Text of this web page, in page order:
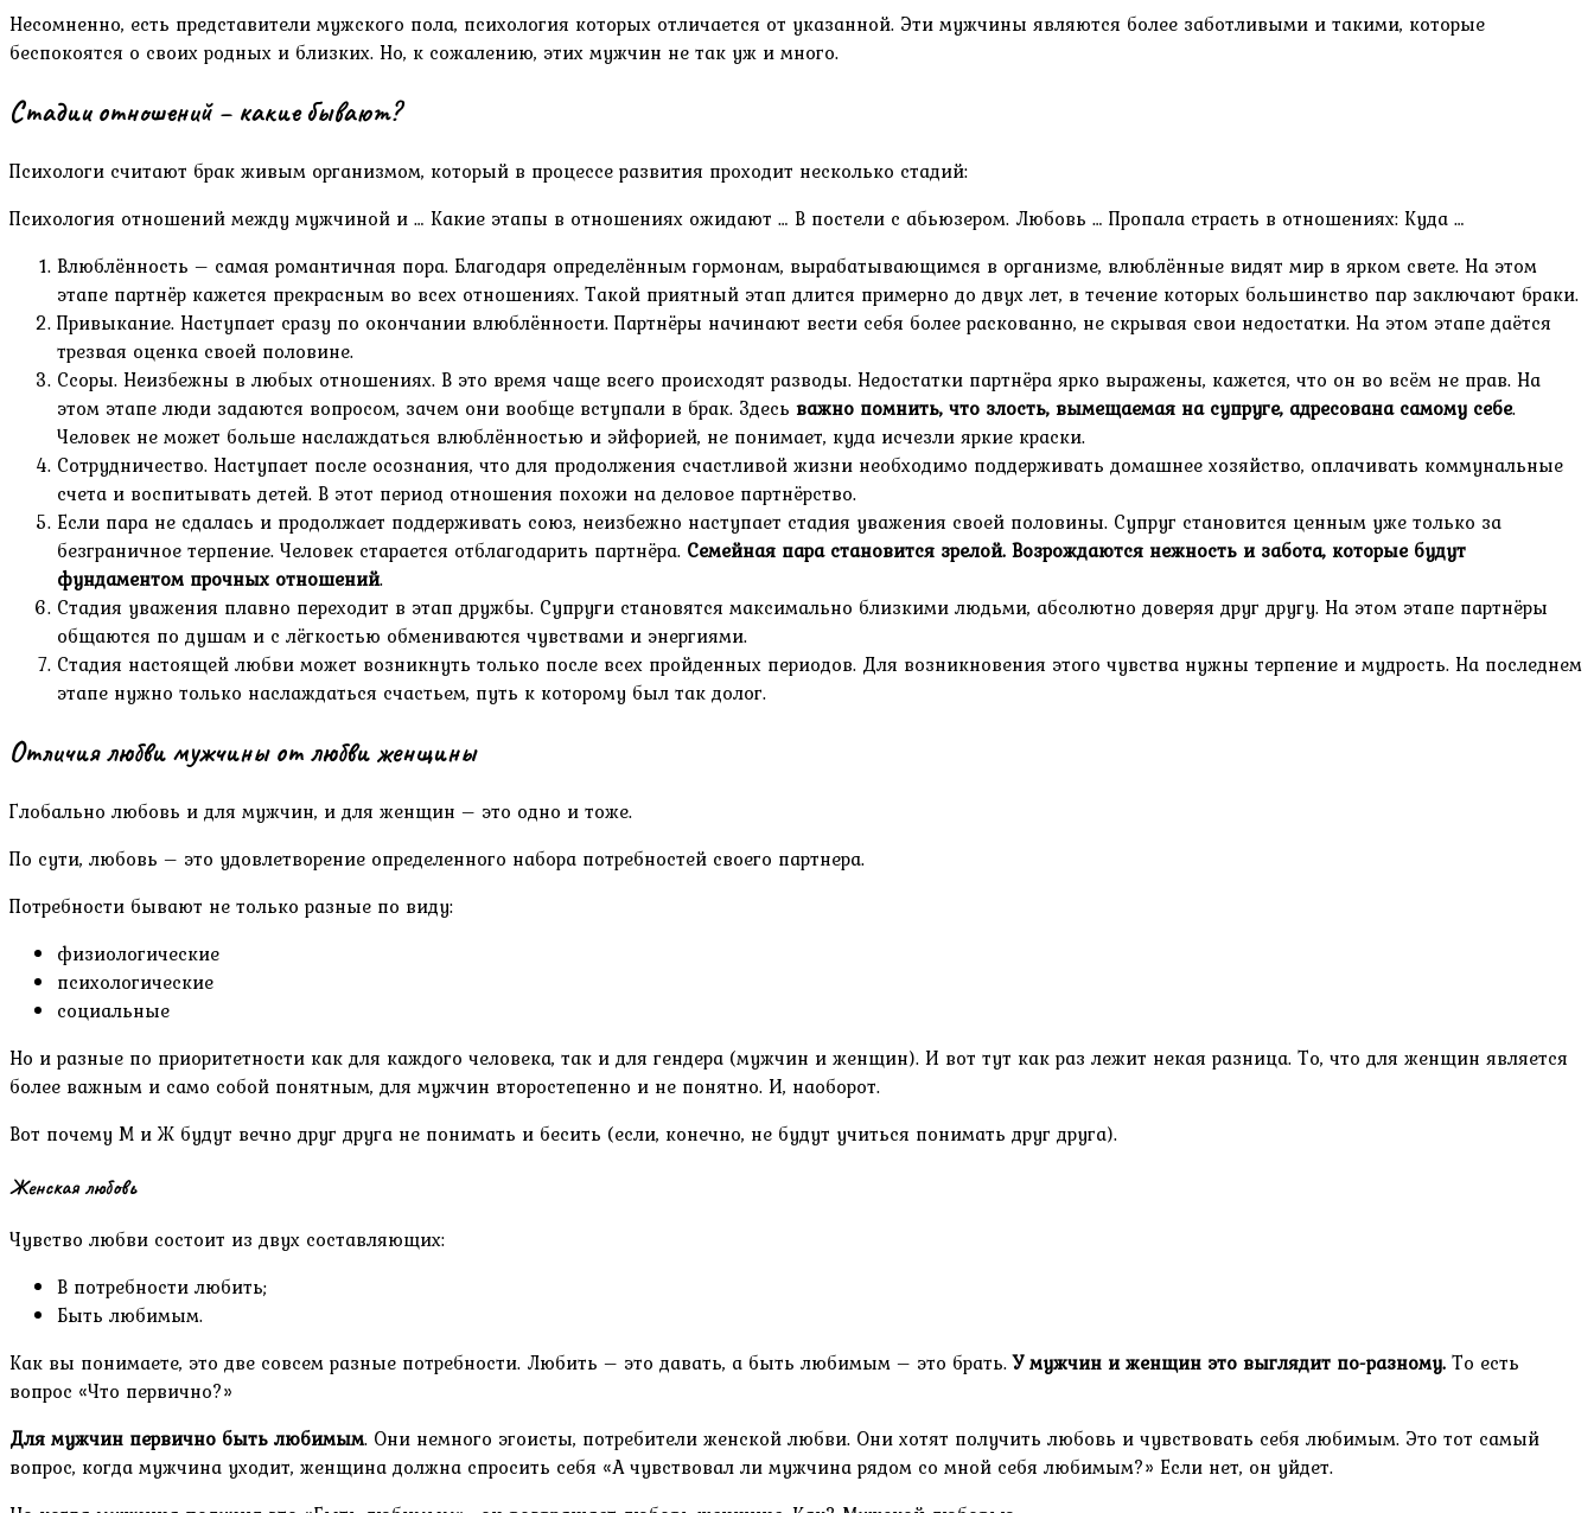
Несомненно, есть представители мужского пола, психология которых отличается от указанной. Эти мужчины являются более заботливыми и такими, которые
беспокоятся о своих родных и близких. Но, к сожалению, этих мужчин не так уж и много.
Стадии отношений – какие бывают?
Психологи считают брак живым организмом, который в процессе развития проходит несколько стадий:
Психология отношений между мужчиной и … Какие этапы в отношениях ожидают … В постели с абьюзером. Любовь … Пропала страсть в отношениях: Куда …
Влюблённость – самая романтичная пора. Благодаря определённым гормонам, вырабатывающимся в организме, влюблённые видят мир в ярком свете. На этом
этапе партнёр кажется прекрасным во всех отношениях. Такой приятный этап длится примерно до двух лет, в течение которых большинство пар заключают браки.
Привыкание. Наступает сразу по окончании влюблённости. Партнёры начинают вести себя более раскованно, не скрывая свои недостатки. На этом этапе даётся
трезвая оценка своей половине.
Ссоры. Неизбежны в любых отношениях. В это время чаще всего происходят разводы. Недостатки партнёра ярко выражены, кажется, что он во всём не прав. На
этом этапе люди задаются вопросом, зачем они вообще вступали в брак. Здесь важно помнить, что злость, вымещаемая на супруге, адресована самому себе.
Человек не может больше наслаждаться влюблённостью и эйфорией, не понимает, куда исчезли яркие краски.
Сотрудничество. Наступает после осознания, что для продолжения счастливой жизни необходимо поддерживать домашнее хозяйство, оплачивать коммунальные
счета и воспитывать детей. В этот период отношения похожи на деловое партнёрство.
Если пара не сдалась и продолжает поддерживать союз, неизбежно наступает стадия уважения своей половины. Супруг становится ценным уже только за
безграничное терпение. Человек старается отблагодарить партнёра. Семейная пара становится зрелой. Возрождаются нежность и забота, которые будут
фундаментом прочных отношений.
Стадия уважения плавно переходит в этап дружбы. Супруги становятся максимально близкими людьми, абсолютно доверяя друг другу. На этом этапе партнёры
общаются по душам и с лёгкостью обмениваются чувствами и энергиями.
Стадия настоящей любви может возникнуть только после всех пройденных периодов. Для возникновения этого чувства нужны терпение и мудрость. На последнем
этапе нужно только наслаждаться счастьем, путь к которому был так долог.
Отличия любви мужчины от любви женщины
Глобально любовь и для мужчин, и для женщин – это одно и тоже.
По сути, любовь – это удовлетворение определенного набора потребностей своего партнера.
Потребности бывают не только разные по виду:
физиологические
психологические
социальные
Но и разные по приоритетности как для каждого человека, так и для гендера (мужчин и женщин). И вот тут как раз лежит некая разница. То, что для женщин является
более важным и само собой понятным, для мужчин второстепенно и не понятно. И, наоборот.
Вот почему М и Ж будут вечно друг друга не понимать и бесить (если, конечно, не будут учиться понимать друг друга).
Женская любовь
Чувство любви состоит из двух составляющих:
В потребности любить;
Быть любимым.
Как вы понимаете, это две совсем разные потребности. Любить – это давать, а быть любимым – это брать.У мужчин и женщин это выглядит по-разному. То есть
вопрос «Что первично?»
Для мужчин первично быть любимым. Они немного эгоисты, потребители женской любви. Они хотят получить любовь и чувствовать себя любимым. Это тот самый
вопрос, когда мужчина уходит, женщина должна спросить себя «А чувствовал ли мужчина рядом со мной себя любимым?» Если нет, он уйдет.